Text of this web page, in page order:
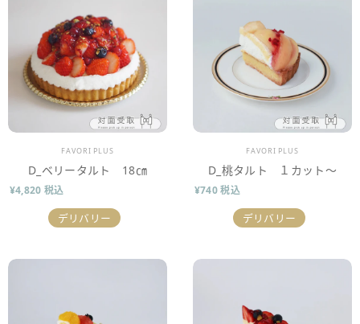
販売業者
FAVORI PLUS
D_ベリータルト 18㎝
¥4,820 税込
デリバリー
販売業者
FAVORI PLUS
D_桃タルト １カット～
¥740 税込
デリバリー